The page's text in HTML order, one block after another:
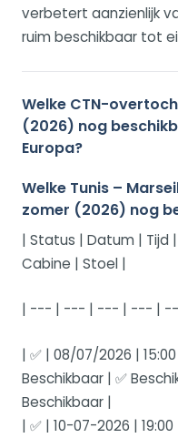
verbetert aanzienlijk
ruim beschikbaar tot
Welke CTN-
(2026) nog
Europa?
Welke Tunis –
zomer (2026) nog
| Status | Datum | Tijd
Cabine | Stoel |
| --- | --- | --- | --- |
| ✅ | 08/07/2026 |
Beschikbaar | ✅
Beschikbaar |
| ✅ | 10-07-2026 |